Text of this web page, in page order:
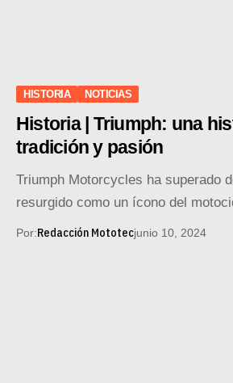
HISTORIA NOTICIAS
Historia | Triumph: una
tradición y pasión
Triumph Motorcycles ha superado
resurgido como un ícono del
Por:Redacción Mototecjunio 10, 2024